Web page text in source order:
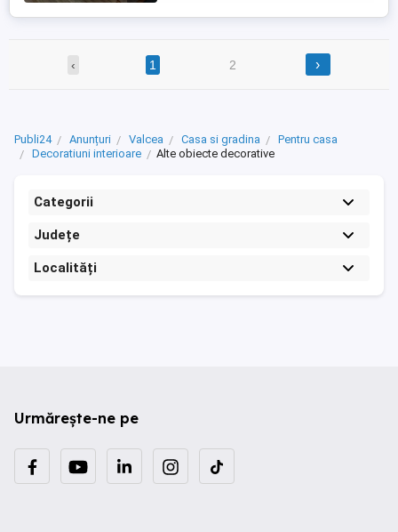
‹ 1 2 ›
Publi24 Anunțuri Valcea Casa si gradina
Pentru casa
Decoratiuni interioare
Alte obiecte decorative
Categorii
Județe
Localități
Urmărește-ne pe